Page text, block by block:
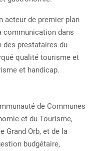
acteur de premier plan
communication dans
des prestataires du
qualité tourisme et
et handicap.
de Communes
et du Tourisme,
Grand Orb, et de la
budgétaire,